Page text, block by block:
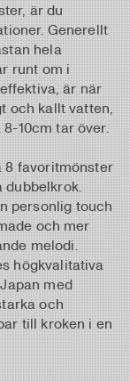
är du
Generellt
hela
runt om i
är när
och kallt vatten,
10cm tar över.
8 favoritmönster
dubbelkrok.
personlig touch
och mer
melodi.
högkvalitativa
med
och
till kroken i en